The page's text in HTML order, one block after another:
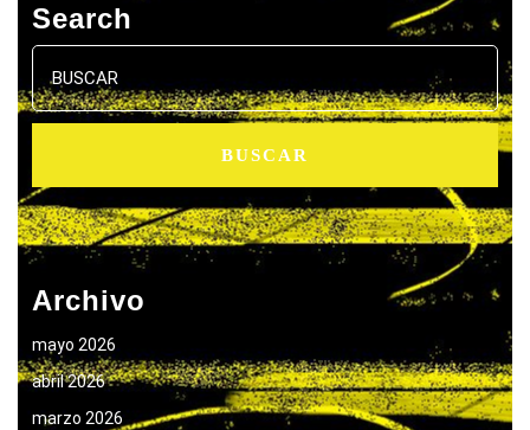
Search
Buscar:
Archivo
mayo 2026
abril 2026
marzo 2026